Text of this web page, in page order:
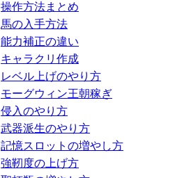
操作方法まとめ
馬の入手方法
能力補正の違い
キャラクリ作成
レベル上げのやり方
モーグウィン王朝稼ぎ
侵入のやり方
武器派生のやり方
記憶スロットの増やし方
強靭度の上げ方